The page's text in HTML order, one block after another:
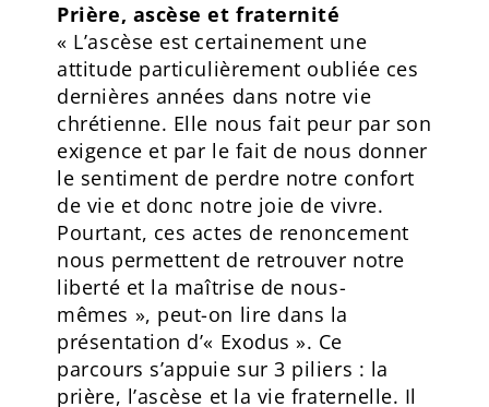
Prière, ascèse et fraternité
« L’ascèse est certainement une
attitude particulièrement oubliée ces
dernières années dans notre vie
chrétienne. Elle nous fait peur par son
exigence et par le fait de nous donner
le sentiment de perdre notre confort
de vie et donc notre joie de vivre.
Pourtant, ces actes de renoncement
nous permettent de retrouver notre
liberté et la maîtrise de nous-
mêmes », peut-on lire dans la
présentation d’« Exodus ». Ce
parcours s’appuie sur 3 piliers : la
prière, l’ascèse et la vie fraternelle. Il